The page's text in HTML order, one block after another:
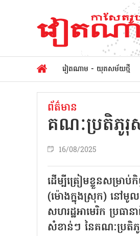
វៀតណាម - យុគសម័យថ្មី
ព័ត៌មាន
គណៈប្រតិភូរុ
16/08/2025
ដើម្បីត្រៀមខ្លួនសម្រា
(ម៉ោងក្នុងស្រុក) នៅមូល
សហរដ្ឋអាមេរិក ប្រធ
សំខាន់ៗ នៃគណៈប្រតិភូ